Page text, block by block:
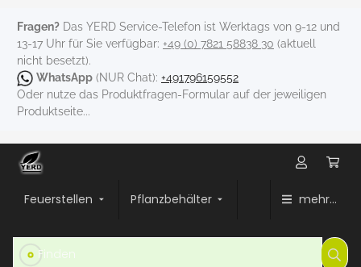
Fragen? Das YERD Service-Telefon ist Werktags von 9-12 und
13-17 Uhr für Sie verfügbar: +49 (0) 7821 58838 30 (aktuell
nicht besetzt).
WhatsApp (NUR Chat): +491796159552
Oder nutze das Produktfragen-Formular auf der jeweiligen
Produktseite...
Feuerstellen Pflanzbehälter mehr...